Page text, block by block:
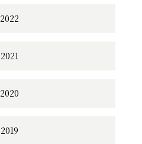
2022
2021
2020
2019